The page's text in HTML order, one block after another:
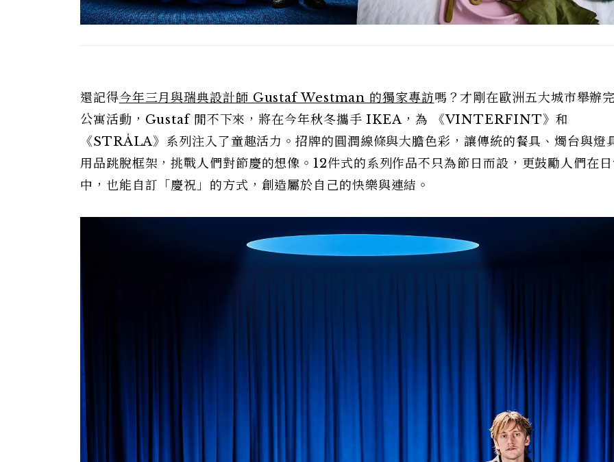
還記得今年三月與瑞典設計師 Gustaf Westman 的獨家專訪嗎？才剛在歐洲五大城市舉辦
公寓活動，Gustaf 閒不下來，將在今年秋冬攜手 IKEA，為 《VINTERFINT》和
《STRÅLA》系列注入了童趣活力。招牌的圓潤線條與大膽色彩，讓傳統的餐具、燭台與燈
用品跳脫框架，挑戰人們對節慶的想像。12件式的系列作品不只為節日而設，更鼓勵人們在
中，也能自訂「慶祝」的方式，創造屬於自己的快樂與連結。